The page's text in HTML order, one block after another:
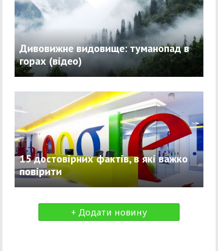
Дивовижне видовище: туманопад в
горах (відео)
15 достовірних фактів, в які важко
повірити
+ Додати новину